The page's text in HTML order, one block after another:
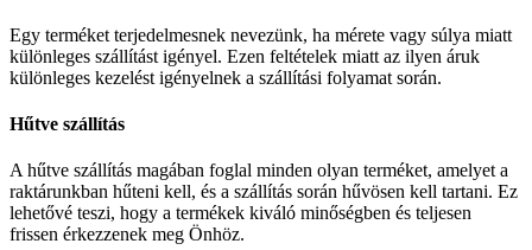
Egy terméket terjedelmesnek nevezünk, ha mérete vagy súlya miatt
különleges szállítást igényel. Ezen feltételek miatt az ilyen áruk
különleges kezelést igényelnek a szállítási folyamat során.
Hűtve szállítás
A hűtve szállítás magában foglal minden olyan terméket, amelyet a
raktárunkban hűteni kell, és a szállítás során hűvösen kell tartani. Ez
lehetővé teszi, hogy a termékek kiváló minőségben és teljesen
frissen érkezzenek meg Önhöz.